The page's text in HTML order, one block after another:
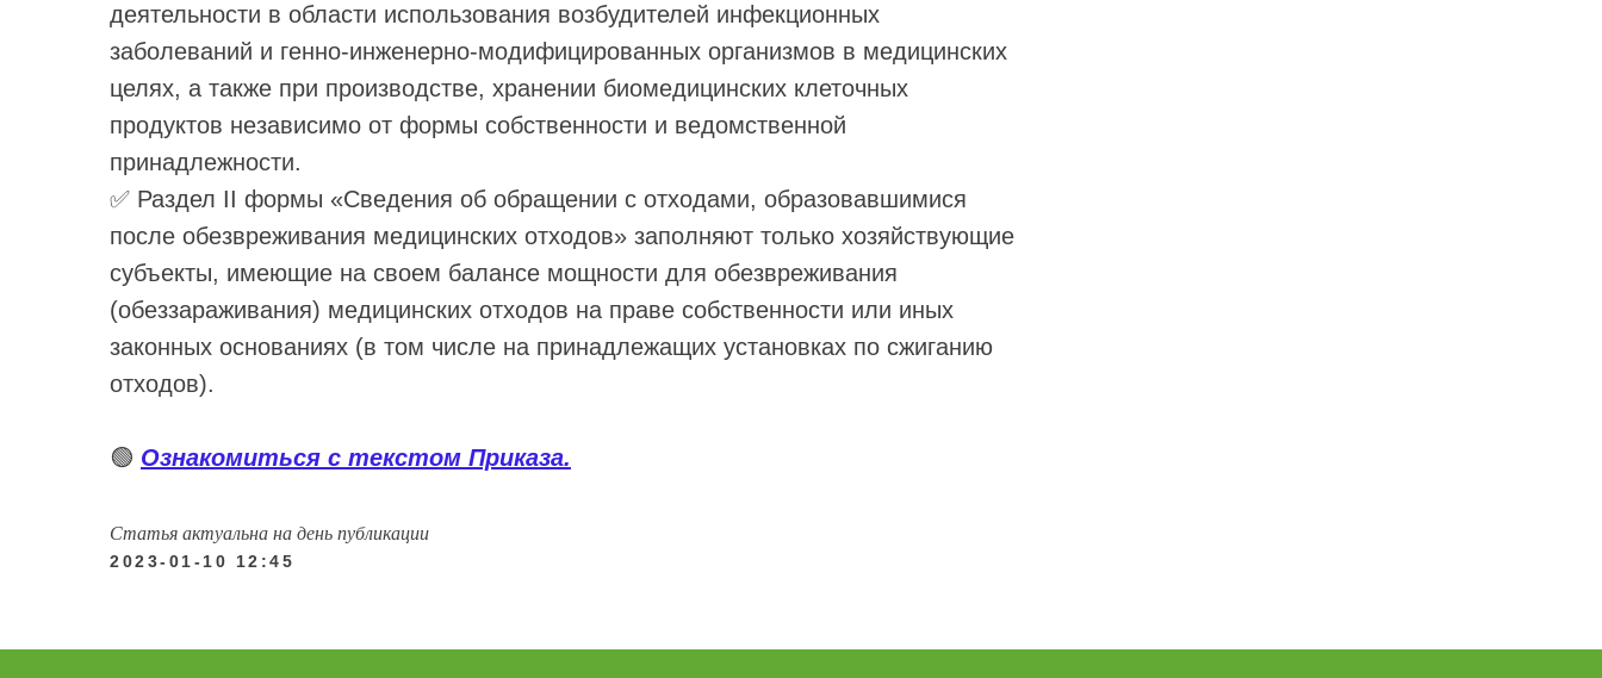
деятельности в области использования возбудителей инфекционных
заболеваний и генно-инженерно-модифицированных организмов в медицинских
целях, а также при производстве, хранении биомедицинских клеточных
продуктов независимо от формы собственности и ведомственной
принадлежности.
✅ Раздел II формы «Сведения об обращении с отходами, образовавшимися
после обезвреживания медицинских отходов» заполняют только хозяйствующие
субъекты, имеющие на своем балансе мощности для обезвреживания
(обеззараживания) медицинских отходов на праве собственности или иных
законных основаниях (в том числе на принадлежащих установках по сжиганию
отходов).
🟢 Ознакомиться с текстом Приказа.
Статья актуальна на день публикации
2023-01-10 12:45